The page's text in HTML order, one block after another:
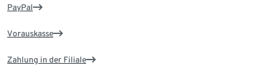
PayPal
Vorauskasse
Zahlung in der Filiale